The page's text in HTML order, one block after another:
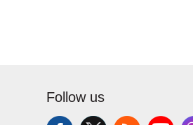
Follow us